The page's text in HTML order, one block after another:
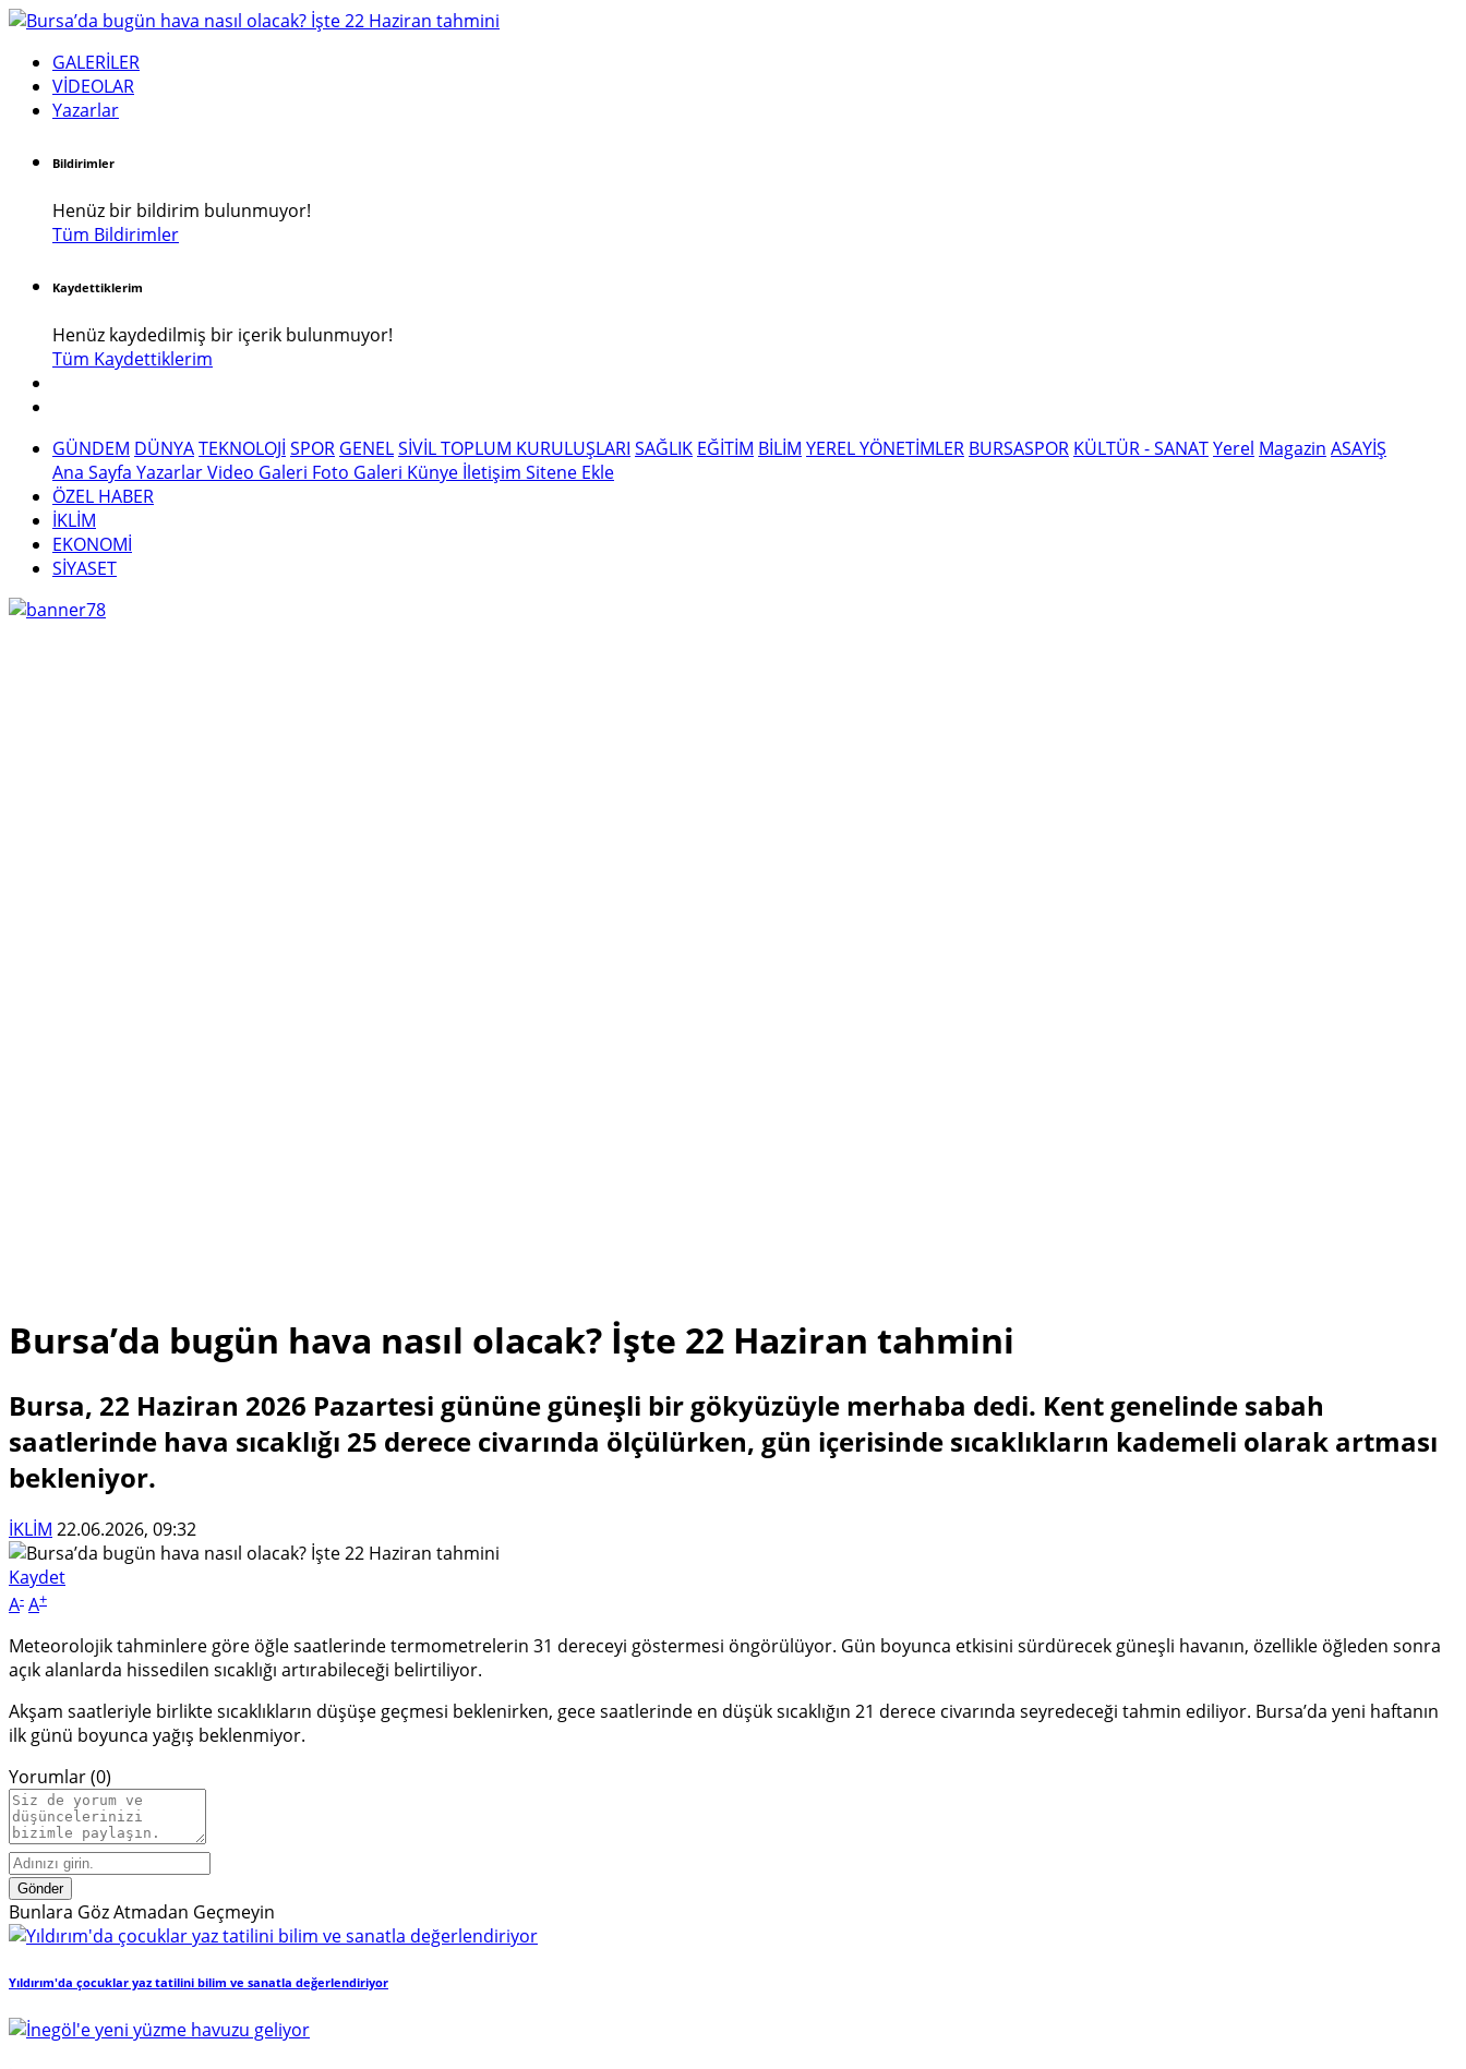
GALERİLER
VİDEOLAR
Yazarlar
Bildirimler
Henüz bir bildirim bulunmuyor!
Tüm Bildirimler
Kaydettiklerim
Henüz kaydedilmiş bir içerik bulunmuyor!
Tüm Kaydettiklerim
GÜNDEM DÜNYATEKNOLOJİ SPOR GENELSİVİL TOPLUM KURULUŞLARI SAĞLIK EĞİTİM BİLİM YEREL YÖNETİMLER BURSASPOR KÜLTÜR - SANATYerel Magazin ASAYİŞ
Ana Sayfa YazarlarVideo Galeri Foto Galeri Künye İletişim Sitene Ekle
ÖZEL HABER
İKLİM
EKONOMİ
SİYASET
Bursa’da bugün hava nasıl olacak? İşte 22 Haziran tahmini
Bursa, 22 Haziran 2026 Pazartesi gününe güneşli bir gökyüzüyle merhaba dedi. Kent genelinde sabah
saatlerinde hava sıcaklığı 25 derece civarında ölçülürken, gün içerisinde sıcaklıkların kademeli olarak artması
bekleniyor.
İKLİM 22.06.2026, 09:32
Kaydet
A- A+
Meteorolojik tahminlere göre öğle saatlerinde termometrelerin 31 dereceyi göstermesi öngörülüyor. Gün boyunca etkisini sürdürecek güneşli havanın, özellikle öğleden sonra
açık alanlarda hissedilen sıcaklığı artırabileceği belirtiliyor.
Akşam saatleriyle birlikte sıcaklıkların düşüşe geçmesi beklenirken, gece saatlerinde en düşük sıcaklığın 21 derece civarında seyredeceği tahmin ediliyor. Bursa’da yeni haftanın
ilk günü boyunca yağış beklenmiyor.
Yorumlar(0)
Gönder
Bunlara Göz Atmadan Geçmeyin
Yıldırım'da çocuklar yaz tatilini bilim ve sanatla değerlendiriyor